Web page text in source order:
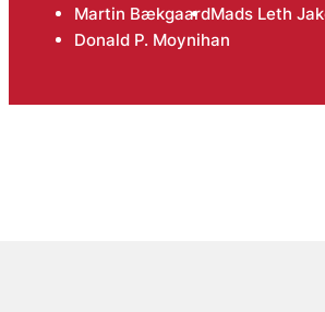
Martin BækgaardMads Leth
Donald P. Moynihan